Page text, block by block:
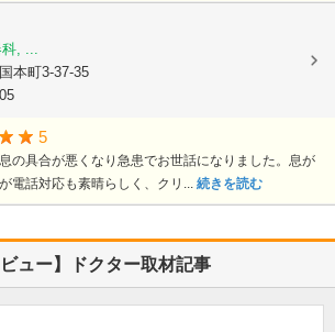
, ...
本町3-37-35
5
の具合が悪くなり急患でお世話になりました。息が
電話対応も素晴らしく、クリ... 続きを読む
ュー】ドクター取材記事